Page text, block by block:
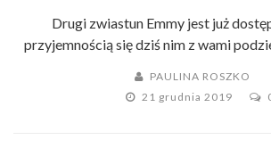
Drugi zwiastun Emmy jest już
przyjemnością się dziś nim z wami
PAULINA ROSZKO
21 grudnia 2019